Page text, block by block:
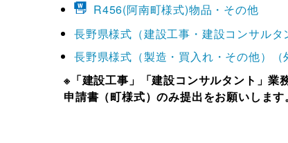
R456(阿南町様式)物品・その他
長野県様式（建設工事・建設コンサルタ
長野県様式（製造・買入れ・その他）（
※「建設工事」「建設コンサルタント」業
申請書（町様式）のみ提出をお願いします